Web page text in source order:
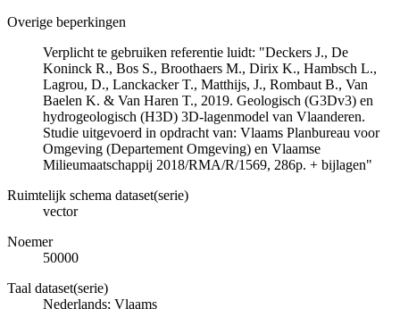
Overige beperkingen
Verplicht te gebruiken referentie luidt: "Deckers J., De
Koninck R., Bos S., Broothaers M., Dirix K., Hambsch L.,
Lagrou, D., Lanckacker T., Matthijs, J., Rombaut B., Van
Baelen K. & Van Haren T., 2019. Geologisch (G3Dv3) en
hydrogeologisch (H3D) 3D-lagenmodel van Vlaanderen.
Studie uitgevoerd in opdracht van: Vlaams Planbureau voor
Omgeving (Departement Omgeving) en Vlaamse
Milieumaatschappij 2018/RMA/R/1569, 286p. + bijlagen"
Ruimtelijk schema dataset(serie)
vector
Noemer
50000
Taal dataset(serie)
Nederlands; Vlaams